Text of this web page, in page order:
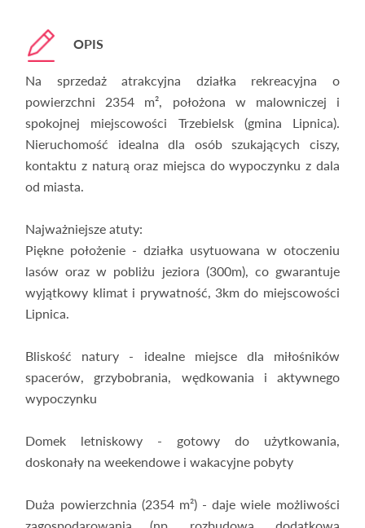
OPIS
Na sprzedaż atrakcyjna działka rekreacyjna o
powierzchni 2354 m², położona w malowniczej i
spokojnej miejscowości Trzebielsk (gmina Lipnica).
Nieruchomość idealna dla osób szukających ciszy,
kontaktu z naturą oraz miejsca do wypoczynku z dala
od miasta.
Najważniejsze atuty:
Piękne położenie - działka usytuowana w otoczeniu
lasów oraz w pobliżu jeziora (300m), co gwarantuje
wyjątkowy klimat i prywatność, 3km do miejscowości
Lipnica.
Bliskość natury - idealne miejsce dla miłośników
spacerów, grzybobrania, wędkowania i aktywnego
wypoczynku
Domek letniskowy - gotowy do użytkowania,
doskonały na weekendowe i wakacyjne pobyty
Duża powierzchnia (2354 m²) - daje wiele możliwości